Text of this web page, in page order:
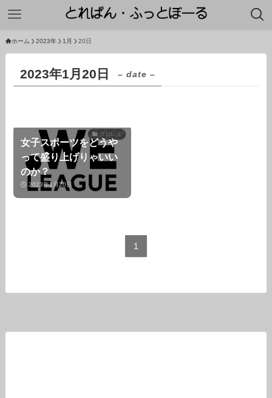
ホーム 2023年 1月 20日
2023年1月20日 – date –
プロレス
女子スポーツをどうや
って盛り上げりゃいい
のか？
2023年1月20日
1